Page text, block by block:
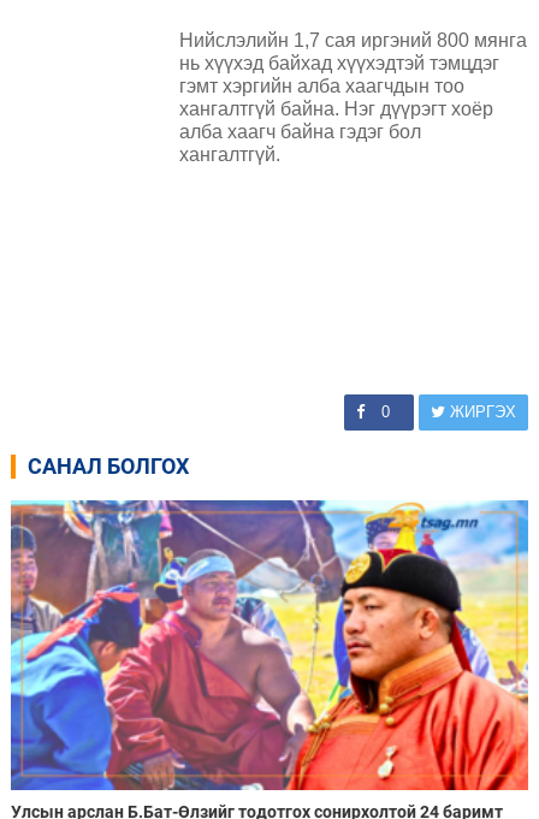
Нийслэлийн 1,7 сая иргэний 800 мянга
нь хүүхэд байхад хүүхэдтэй тэмцдэг
гэмт хэргийн алба хаагчдын тоо
хангалтгүй байна. Нэг дүүрэгт хоёр
алба хаагч байна гэдэг бол
хангалтгүй.
0 ЖИРГЭХ
САНАЛ БОЛГОХ
Улсын арслан Б.Бат-Өлзийг тодотгох сонирхолтой 24 баримт